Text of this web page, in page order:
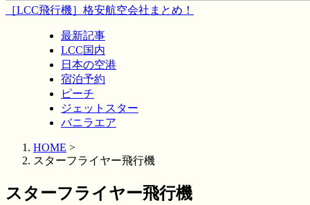
［LCC飛行機］格安航空会社まとめ！
最新記事
LCC国内
日本の空港
宿泊予約
ピーチ
ジェットスター
バニラエア
HOME >
スターフライヤー飛行機
スターフライヤー飛行機